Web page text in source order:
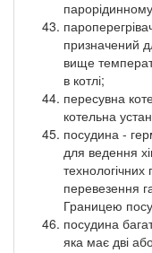
призначений
вище
в котлі;
пересувна
котельна
посудина -
для ведення
технологічних
перевезення
Границею
посудина
яка має дві